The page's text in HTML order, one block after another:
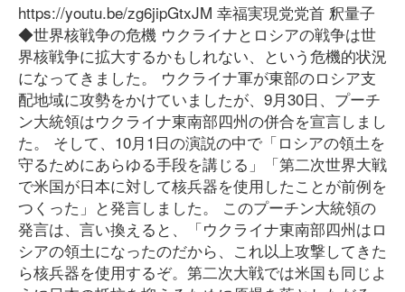
https://youtu.be/zg6jipGtxJM 幸福実現党党首 釈量子
◆世界核戦争の危機 ウクライナとロシアの戦争は世
界核戦争に拡大するかもしれない、という危機的状況
になってきました。 ウクライナ軍が東部のロシア支
配地域に攻勢をかけていましたが、9月30日、プーチ
ン大統領はウクライナ東南部四州の併合を宣言しまし
た。 そして、10月1日の演説の中で「ロシアの領土を
守るためにあらゆる手段を講じる」「第二次世界大戦
で米国が日本に対して核兵器を使用したことが前例を
つくった」と発言しました。 このプーチン大統領の
発言は、言い換えると、「ウクライナ東南部四州はロ
シアの領土になったのだから、これ以上攻撃してきた
ら核兵器を使用するぞ。第二次大戦では米国も同じよ